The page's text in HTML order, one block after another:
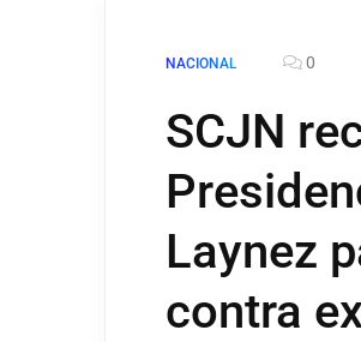
NACIONAL 0
SCJN
Laynez
contra